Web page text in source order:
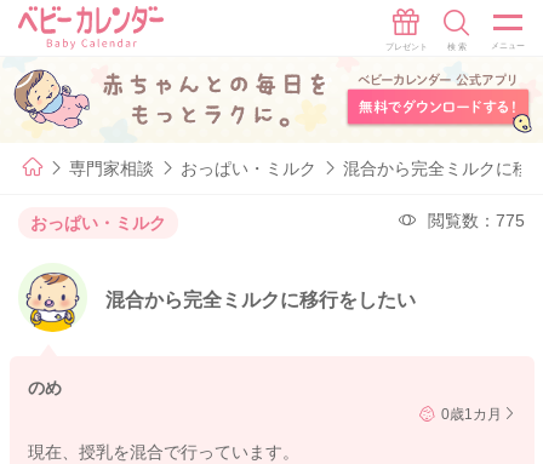
専門家相談 おっぱい・ミルク 混合から完全ミルクに移
おっぱい・ミルク 閲覧数：775
混合から完全ミルクに移行をしたい
のめ
0歳1カ月
現在、授乳を混合で行っています。